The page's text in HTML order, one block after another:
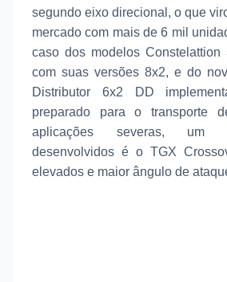
segundo eixo direcional, o que
mercado com mais de 6 mil
caso dos modelos Constelattion
com suas versões 8x2, e do
Distributor 6x2 DD
preparado para o transporte
aplicações severas, um
desenvolvidos é o TGX
elevados e maior ângulo de